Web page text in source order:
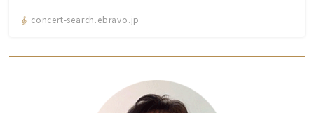
concert-search.ebravo.jp